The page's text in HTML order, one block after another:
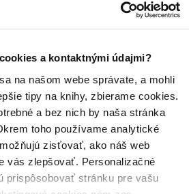
a kontaktnými údajmi?
na našom webe správate, a mohli
tipy na knihy, zbierame cookies.
a bez nich by naša stránka
toho používame analytické
zisťovať, ako náš web
vás zlepšovať. Personalizačné
prispôsobovať stránku pre vašu